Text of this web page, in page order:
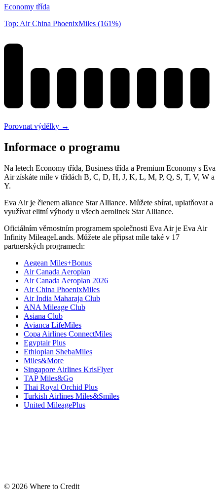
Economy třída
Top: Air China PhoenixMiles (161%)
Porovnat výdělky →
Informace o programu
Na letech Economy třída, Business třída a Premium Economy s Eva
Air získáte míle v třídách B, C, D, H, J, K, L, M, P, Q, S, T, V, W a
Y.
Eva Air je členem aliance Star Alliance. Můžete sbírat, uplatňovat a
využívat elitní výhody u všech aerolinek Star Alliance.
Oficiálním věrnostním programem společnosti Eva Air je Eva Air
Infinity MileageLands. Můžete ale připsat míle také v 17
partnerských programech:
Aegean Miles+Bonus
Air Canada Aeroplan
Air Canada Aeroplan 2026
Air China PhoenixMiles
Air India Maharaja Club
ANA Mileage Club
Asiana Club
Avianca LifeMiles
Copa Airlines ConnectMiles
Egyptair Plus
Ethiopian ShebaMiles
Miles&More
Singapore Airlines KrisFlyer
TAP Miles&Go
Thai Royal Orchid Plus
Turkish Airlines Miles&Smiles
United MileagePlus
© 2026 Where to Credit